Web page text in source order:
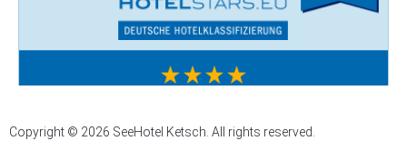
Copyright © 2026 SeeHotel Ketsch. All rights reserved.